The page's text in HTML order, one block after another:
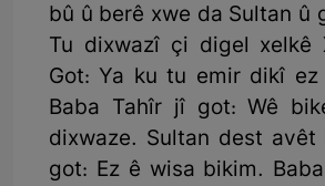
bû û berê xwe da Sultan û
Tu dixwazî çi digel xelkê
Got: Ya ku tu emir dikî
Baba Tahîr jî got: Wê
dixwaze. Sultan dest
got: Ez ê wisa bikim.